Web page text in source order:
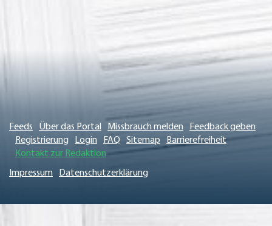
Feeds Über das Portal Missbrauch melden
Feedback geben
Registrierung
Login FAQ Sitemap
Barrierefreiheit
Kontakt zur Redaktion
Impressum
Datenschutzerklärung